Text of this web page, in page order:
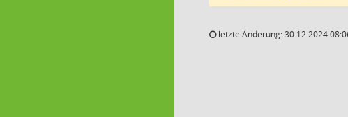
letzte Änderung: 30.12.2024